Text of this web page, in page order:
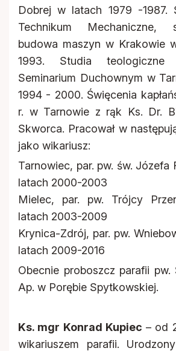
Dobrej w latach 1979 -1987.
Technikum Mechaniczne,
budowa maszyn w Krakowie
1993. Studia
Seminarium Duchownym w
1994 - 2000. Święcenia
r. w Tarnowie z rąk Ks. Dr.
Skworca. Pracował w
jako wikariusz:
Tarnowiec, par. pw. św. Józefa
latach 2000-2003
Mielec, par. pw. Trójcy
latach 2003-2009
Krynica-Zdrój, par. pw.
latach 2009-2016
Obecnie proboszcz parafii pw.
Ap. w Porębie Spytkowskiej.
Ks. mgr Konrad Kupiec – od
wikariuszem parafii.